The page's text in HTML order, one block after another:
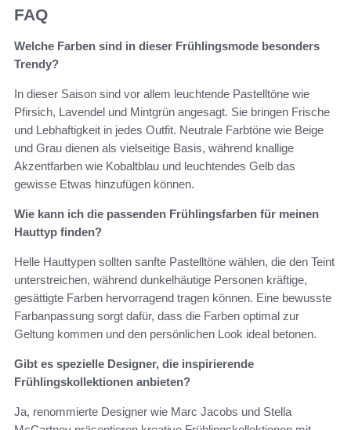
FAQ
Welche Farben sind in dieser Frühlingsmode besonders
Trendy?
In dieser Saison sind vor allem leuchtende Pastelltöne wie
Pfirsich, Lavendel und Mintgrün angesagt. Sie bringen Frische
und Lebhaftigkeit in jedes Outfit. Neutrale Farbtöne wie Beige
und Grau dienen als vielseitige Basis, während knallige
Akzentfarben wie Kobaltblau und leuchtendes Gelb das
gewisse Etwas hinzufügen können.
Wie kann ich die passenden Frühlingsfarben für meinen
Hauttyp finden?
Helle Hauttypen sollten sanfte Pastelltöne wählen, die den Teint
unterstreichen, während dunkelhäutige Personen kräftige,
gesättigte Farben hervorragend tragen können. Eine bewusste
Farbanpassung sorgt dafür, dass die Farben optimal zur
Geltung kommen und den persönlichen Look ideal betonen.
Gibt es spezielle Designer, die inspirierende
Frühlingskollektionen anbieten?
Ja, renommierte Designer wie Marc Jacobs und Stella